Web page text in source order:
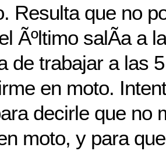
Resulta que no
Ãºltimo salÃ­a a
de trabajar a las
en moto.
decirle que no
moto, y para